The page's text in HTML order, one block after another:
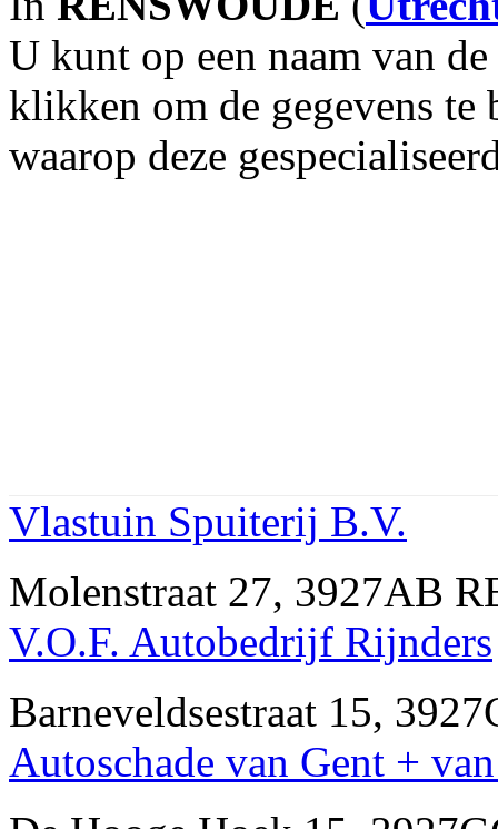
U kunt op een naam van
klikken om de gegevens te
waarop deze
Vlastuin Spuiterij B.V.
Molenstraat 27, 3927AB
V.O.F. Autobedrijf Rijnders
Barneveldsestraat 15,
Autoschade van Gent +